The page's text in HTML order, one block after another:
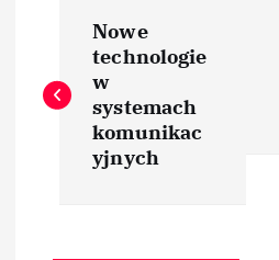
a
w
Nowe
technologie
w
systemach
komunikac
yjnych